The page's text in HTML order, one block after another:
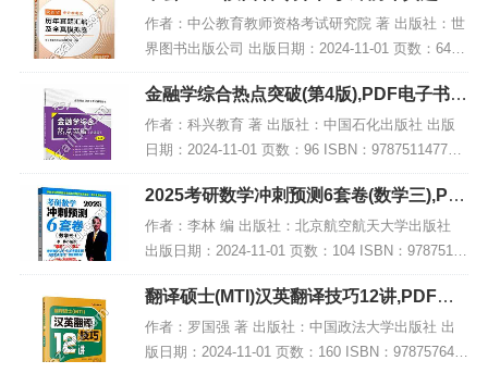
编及全真模拟卷·高等数学,PDF下载
作者：中公教育教师资格考试研究院 著 出版社：世
界图书出版公司 出版日期：2024-11-01 页数：64 I
SBN：9787523216118 电子书大小：187MB [高清
扫描版PDF格式]...
金融学综合热点突破(第4版),PDF电子书网
盘下载
作者：科兴教育 著 出版社：中国石化出版社 出版
日期：2024-11-01 页数：96 ISBN：978751147735
4 电子书大小：232MB [高清扫描版PDF格式] 内容
简介 本书...
2025考研数学冲刺预测6套卷(数学三),PD
F电子书下载
作者：李林 编 出版社：北京航空航天大学出版社
出版日期：2024-11-01 页数：104 ISBN：97875124
41798 电子书大小：234MB [高清扫描版PDF格式]
内容简介...
翻译硕士(MTI)汉英翻译技巧12讲,PDF电
子书下载
作者：罗国强 著 出版社：中国政法大学出版社 出
版日期：2024-11-01 页数：160 ISBN：978757641